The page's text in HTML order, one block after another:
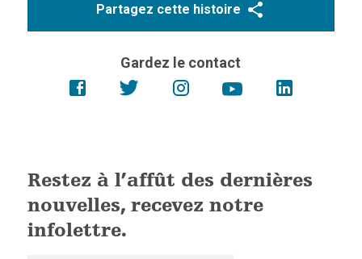
Partagez cette histoire
Gardez le contact
Restez à l’affût des dernières
nouvelles, recevez notre
infolettre.